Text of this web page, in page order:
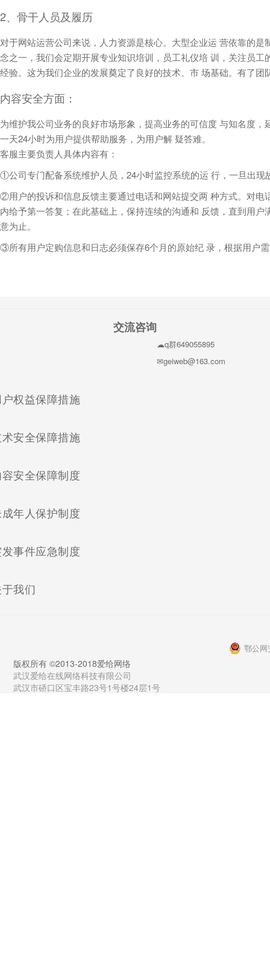
2、骨干人员及履历
对于网站运营公司来说，人力资源是核心。大型企业运 营依靠的
念之一，我们会定期开展专业知识培训，员工礼仪培 训，关注员
经验。这为我们企业的发展奠定了良好的技术、市 场基础。有了
内容安全方面：
为维护我公司业务的良好市场形象，提高业务的可信度 与知名度
一天24小时为用户提供帮助服务，为用户解 疑答难。
客服主要负责人具体内容有：
①公司专门配备系统维护人员，24小时监控系统的运 行，一旦出
②用户的投诉和信息反馈主要通过电话和网站提交两 种方式。对
内给予第一答复；在此基础上，保持连续的沟通和 反馈，直到用
意为止。
③所有用户定购信息和日志必须保存6个月的原始纪 录，根据用户
交流咨询
q群649055895
geiweb@163.com
权益保障措施(current)
安全保障措施(current)
安全保障制度
年人保护制度
事件应急制度
我们
鄂公网
版权所有 ©2013-2018爱给网络
武汉爱给在线网络科技有限公司
武汉市硚口区宝丰路23号1号楼24层1号